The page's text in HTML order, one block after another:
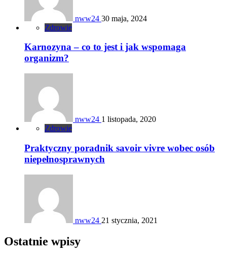
nww24 30 maja, 2024
Zdrowie
Karnozyna – co to jest i jak wspomaga
organizm?
nww24 1 listopada, 2020
Zdrowie
Praktyczny poradnik savoir vivre wobec osób
niepełnosprawnych
nww24 21 stycznia, 2021
Ostatnie wpisy